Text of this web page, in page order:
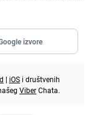
izvore
| iOS i društvenih
ViberChata.